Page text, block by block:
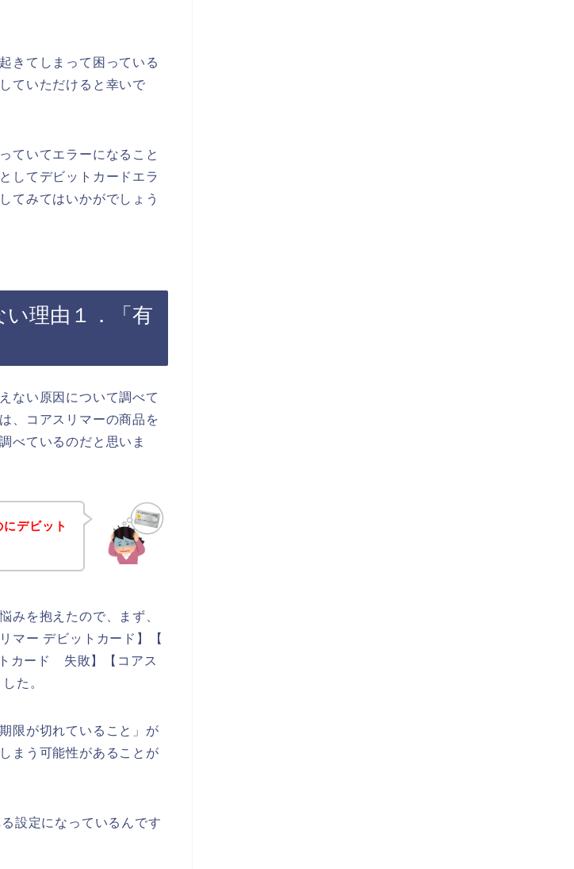
きてしまって困っている
ていただけると幸いで
ていてエラーになること
してデビットカードエラ
てみてはいかがでしょう
理由１．「有
ない原因について調べて
、コアスリマーの商品を
べているのだと思いま
デビット
みを抱えたので、まず、
マー デビットカード】【
カード 失敗】【コアス
た。
限が切れていること」が
まう可能性があることが
設定になっているんです